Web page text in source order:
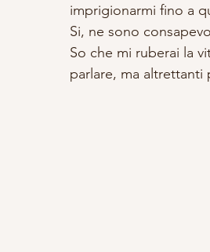
imprigionarmi fino a
Si, ne sono
So che mi ruberai la
parlare, ma altrettanti